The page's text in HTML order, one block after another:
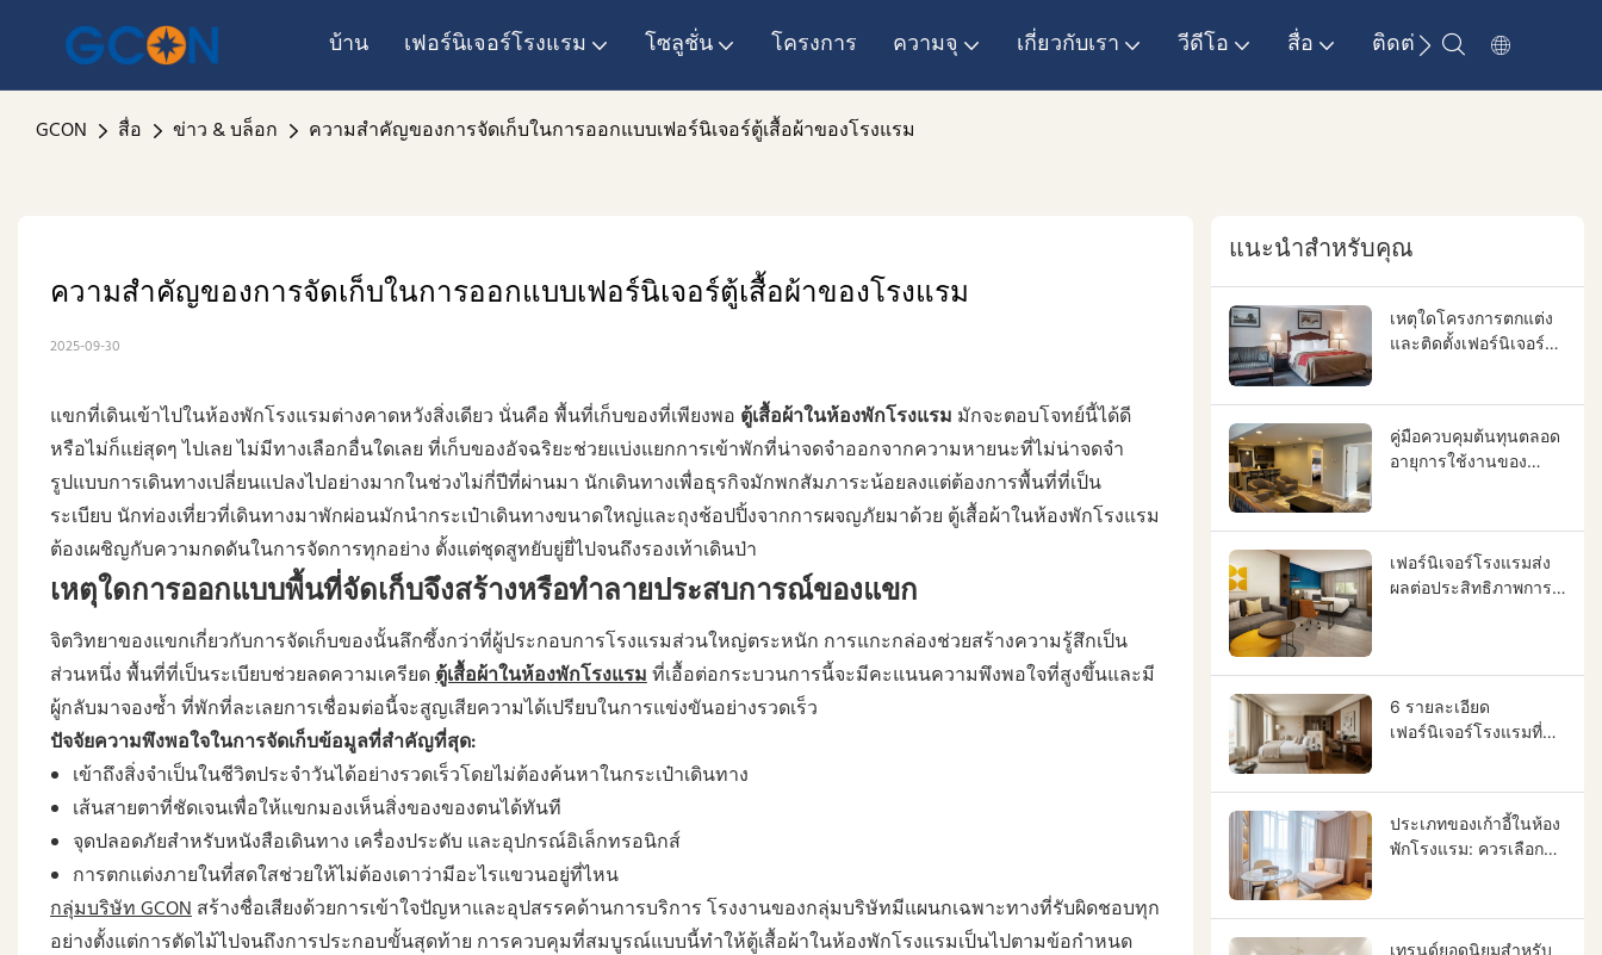
บ้าน เฟอร์นิเจอร์โรงแรม โซลูชั่น โครงการ ความจุ เกี่ยวกับเรา วีดีโอ สื่อ ติดต่อเรา
GCON สื่อ ข่าว & บล็อก ความสำคัญของการจัดเก็บในการออกแบบเฟอร์นิเจอร์ตู้เสื้อผ้าของโรงแรม
ความสำคัญของการจัดเก็บในการออกแบบเฟอร์นิเจอร์ตู้เสื้อผ้าของโรงแรม
2025-09-30
แขกที่เดินเข้าไปในห้องพักโรงแรมต่างคาดหวังสิ่งเดียว นั่นคือ พื้นที่เก็บของที่เพียงพอ ตู้เสื้อผ้าในห้องพักโรงแรม มักจะตอบโจทย์นี้ได้ดี
หรือไม่ก็แย่สุดๆ ไปเลย ไม่มีทางเลือกอื่นใดเลย ที่เก็บของอัจฉริยะช่วยแบ่งแยกการเข้าพักที่น่าจดจำออกจากความหายนะที่ไม่น่าจดจำ
รูปแบบการเดินทางเปลี่ยนแปลงไปอย่างมากในช่วงไม่กี่ปีที่ผ่านมา นักเดินทางเพื่อธุรกิจมักพกสัมภาระน้อยลงแต่ต้องการพื้นที่ที่เป็น
ระเบียบ นักท่องเที่ยวที่เดินทางมาพักผ่อนมักนำกระเป๋าเดินทางขนาดใหญ่และถุงช้อปปิ้งจากการผจญภัยมาด้วย ตู้เสื้อผ้าในห้องพักโรงแรม
ต้องเผชิญกับความกดดันในการจัดการทุกอย่าง ตั้งแต่ชุดสูทยับยู่ยี่ไปจนถึงรองเท้าเดินป่า
เหตุใดการออกแบบพื้นที่จัดเก็บจึงสร้างหรือทำลายประสบการณ์ของแขก
จิตวิทยาของแขกเกี่ยวกับการจัดเก็บของนั้นลึกซึ้งกว่าที่ผู้ประกอบการโรงแรมส่วนใหญ่ตระหนัก การแกะกล่องช่วยสร้างความรู้สึกเป็น
ส่วนหนึ่ง พื้นที่ที่เป็นระเบียบช่วยลดความเครียดตู้เสื้อผ้าในห้องพักโรงแรมที่เอื้อต่อกระบวนการนี้จะมีคะแนนความพึงพอใจที่สูงขึ้นและมี
ผู้กลับมาจองซ้ำ ที่พักที่ละเลยการเชื่อมต่อนี้จะสูญเสียความได้เปรียบในการแข่งขันอย่างรวดเร็ว
ปัจจัยความพึงพอใจในการจัดเก็บข้อมูลที่สำคัญที่สุด:
เข้าถึงสิ่งจำเป็นในชีวิตประจำวันได้อย่างรวดเร็วโดยไม่ต้องค้นหาในกระเป๋าเดินทาง
เส้นสายตาที่ชัดเจนเพื่อให้แขกมองเห็นสิ่งของของตนได้ทันที
จุดปลอดภัยสำหรับหนังสือเดินทาง เครื่องประดับ และอุปกรณ์อิเล็กทรอนิกส์
การตกแต่งภายในที่สดใสช่วยให้ไม่ต้องเดาว่ามีอะไรแขวนอยู่ที่ไหน
กลุ่มบริษัท GCONสร้างชื่อเสียงด้วยการเข้าใจปัญหาและอุปสรรคด้านการบริการ โรงงานของกลุ่มบริษัทมีแผนกเฉพาะทางที่รับผิดชอบทุก
อย่างตั้งแต่การตัดไม้ไปจนถึงการประกอบขั้นสุดท้าย การควบคุมที่สมบูรณ์แบบนี้ทำให้ตู้เสื้อผ้าในห้องพักโรงแรมเป็นไปตามข้อกำหนด
แนะนำสำหรับคุณ
เหตุใดโครงการตกแต่ง
และติดตั้งเฟอร์นิเจอร์
เหมา และซัพพลายเออร์
และจะแก้ไขปัญหานี้ได้
คู่มือควบคุมต้นทุนตลอด
อายุการใช้งานของ
ทดแทนและเพิ่มผล
ตอบแทนจากการลงทุน |
GCON
เฟอร์นิเจอร์โรงแรมส่ง
ผลต่อประสิทธิภาพการ
งานอย่างไร
6 รายละเอียด
เฟอร์นิเจอร์โรงแรมที่
โรงแรม)
ประเภทของเก้าอี้ในห้อง
พักโรงแรม: ควรเลือก
เทรนด์ยอดนิยมสำหรับ